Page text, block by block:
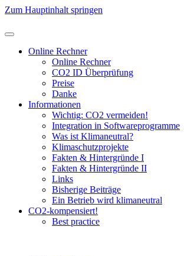
Zum Hauptinhalt springen
Online Rechner
Online Rechner
CO2 ID Überprüfung
Preise
Danke
Informationen
Wichtig: CO2 vermeiden!
Integration in Softwareprogramme
Was ist Klimaneutral?
Klimaschutzprojekte
Fakten & Hintergründe I
Fakten & Hintergründe II
Links
Bisherige Beiträge
Ein Betrieb wird klimaneutral
CO2-kompensiert!
Best practice